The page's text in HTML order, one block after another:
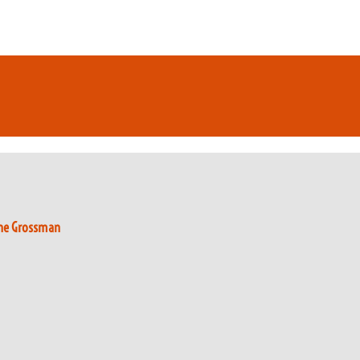
Grossman